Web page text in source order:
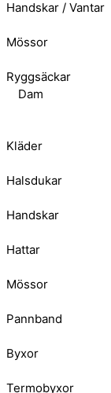
Handskar / Vantar
Mössor
Ryggsäckar
Dam
Kläder
Halsdukar
Handskar
Hattar
Mössor
Pannband
Byxor
Termobyxor